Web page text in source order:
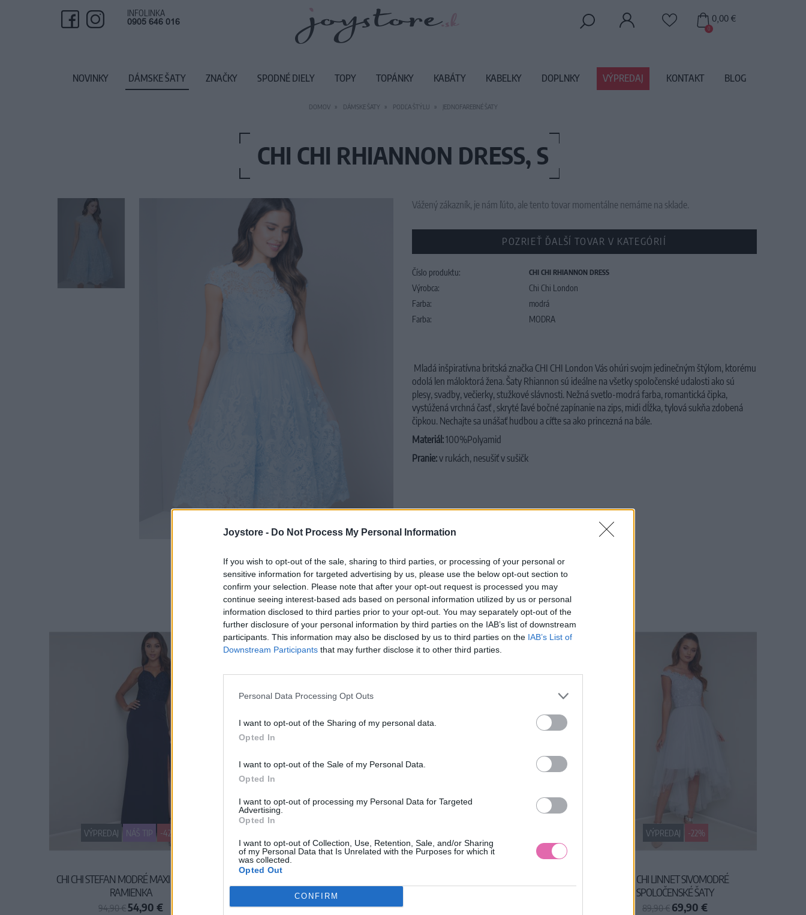
Joystore - Do Not Process My Personal Information
If you wish to opt-out of the sale, sharing to third parties, or processing of your personal or
sensitive information for targeted advertising by us, please use the below opt-out section to
confirm your selection. Please note that after your opt-out request is processed you may
continue seeing interest-based ads based on personal information utilized by us or personal
information disclosed to third parties prior to your opt-out. You may separately opt-out of the
further disclosure of your personal information by third parties on the IAB’s list of downstream
participants. This information may also be disclosed by us to third parties on the IAB’s List of
Downstream Participants that may further disclose it to other third parties.
Personal Data Processing Opt Outs
I want to opt-out of the Sharing of my personal data.
Opted In
I want to opt-out of the Sale of my Personal Data.
Opted In
I want to opt-out of processing my Personal Data for Targeted
Advertising.
Opted In
I want to opt-out of Collection, Use, Retention, Sale, and/or Sharing
of my Personal Data that Is Unrelated with the Purposes for which it
was collected.
Opted Out
CONFIRM
DOMOV DÁMSKE ŠATY PODĽA ŠTÝLU JEDNOFAREBNÉ ŠATY
CHI CHI RHIANNON DRESS, S
Vážený zákazník, je nám ľúto, ale tento tovar momentálne nemáme na sklade.
POZRIEŤ ĎALŠÍ TOVAR V KATEGÓRIÍ
Číslo produktu: CHI CHI RHIANNON DRESS
Výrobca:
Chi Chi London
Farba:
modrá
Farba:
MODRA
Mladá inšpiratívna britská značka CHI CHI London Vás ohúri svojm jedinečným štýlom, ktorému
odolá len máloktorá žena. Šaty Rhiannon sú ideálne na všetky spoločenské udalosti ako sú
plesy, svadby, večierky, stužkové slávnosti. Nežná svetlo-modrá farba, romantická čipka,
vystúžená vrchná časť , skryté ľavé bočné zapínanie na zips, midi dĺžka, tylová sukňa zdobená
čipkou. Nechajte sa unášať hudbou a cíťte sa ako princezná na bále.
Materiál:100%Polyamid
Pranie:v rukách, nesušiť v sušičk
MOHLO BY SA VÁM TIEŽ HODIŤ
VÝPREDAJ NÁŠ TIP -42%
CHI CHI STEFAN MODRÉ MAXI ŠATY NA
RAMIENKA
94,90 €54,90 €
VOODOO VIXEN NESSY ČERVENÉ ŠATY
59,90 €29,90 €
VÝPREDAJ -22%
CHI CHI LINNET SIVOMODRÉ
SPOLOČENSKÉ ŠATY
89,90 € 69,90 €
INFOLINKA
0905 646 016
0
0,00 €
NOVINKY DÁMSKE ŠATY ZNAČKY SPODNÉ DIELY TOPY TOPÁNKY KABÁTY KABELKY DOPLNKY VÝPREDAJ KONTAKT BLOG